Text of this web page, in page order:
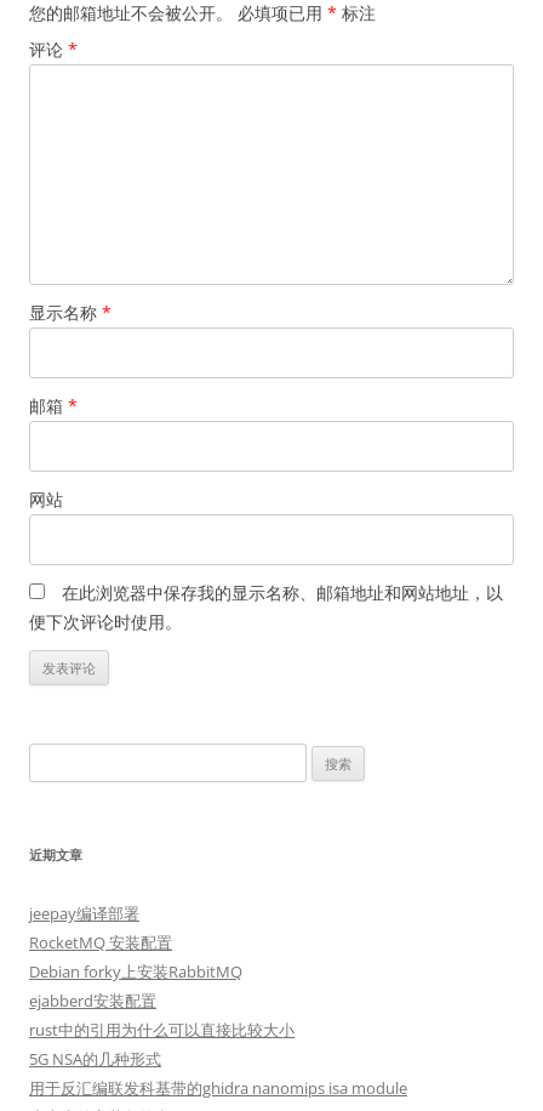
您的邮箱地址不会被公开。 必填项已用 * 标注
评论 *
显示名称 *
邮箱 *
网站
在此浏览器中保存我的显示名称、邮箱地址和网站地址，以
便下次评论时使用。
索：
近期文章
jeepay编译部署
RocketMQ 安装配置
Debian forky上安装RabbitMQ
ejabberd安装配置
rust中的引用为什么可以直接比较大小
5G NSA的几种形式
用于反汇编联发科基带的ghidra nanomips isa module